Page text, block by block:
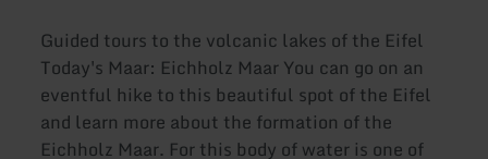
Guided tours to the volcanic lakes of the Eifel
Today's Maar: Eichholz Maar You can go on an
eventful hike to this beautiful spot of the Eifel
and learn more about the formation of the
Eichholz Maar. For this body of water is one of